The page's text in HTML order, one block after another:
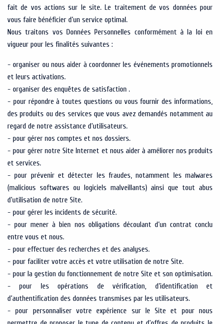
fait de vos actions sur le site. Le traitement de vos données pour
vous faire bénéficier d’un service optimal.
Nous traitons vos Données Personnelles conformément à la loi en
vigueur pour les finalités suivantes :
- organiser ou nous aider à coordonner les événements promotionnels
et leurs activations.
- organiser des enquêtes de satisfaction .
- pour répondre à toutes questions ou vous fournir des informations,
des produits ou des services que vous avez demandés notamment au
regard de notre assistance d’utilisateurs.
- pour gérer nos comptes et nos dossiers.
- pour gérer notre Site Internet et nous aider à améliorer nos produits
et services.
- pour prévenir et détecter les fraudes, notamment les malwares
(malicious softwares ou logiciels malveillants) ainsi que tout abus
d’utilisation de notre Site.
- pour gérer les incidents de sécurité.
- pour mener à bien nos obligations découlant d’un contrat conclu
entre vous et nous.
- pour effectuer des recherches et des analyses.
- pour faciliter votre accès et votre utilisation de notre Site.
- pour la gestion du fonctionnement de notre Site et son optimisation.
- pour les opérations de vérification, d’identification et
d’authentification des données transmises par les utilisateurs.
- pour personnaliser votre expérience sur le Site et pour nous